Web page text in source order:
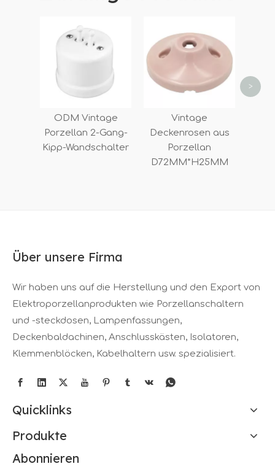
ODM Vintage
Porzellan 2-Gang-
Kipp-Wandschalter
Vintage
Deckenrosen aus
Porzellan
D72MM*H25MM
>
Über unsere Firma
Wir haben uns auf die Herstellung und den Export von
Elektroporzellanprodukten wie Porzellanschaltern
und -steckdosen, Lampenfassungen,
Deckenbaldachinen, Anschlusskästen, Isolatoren,
Klemmenblöcken, Kabelhaltern usw. spezialisiert.
Quicklinks
Produkte
Abonnieren